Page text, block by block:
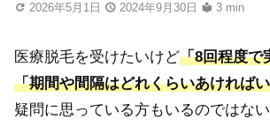
2026年5月1日 2024年9月30日 3 min
医療脱毛を受けたいけど「8回程度で
「期間や間隔はどれくらいあければ
疑問に思っている方もいるのではない